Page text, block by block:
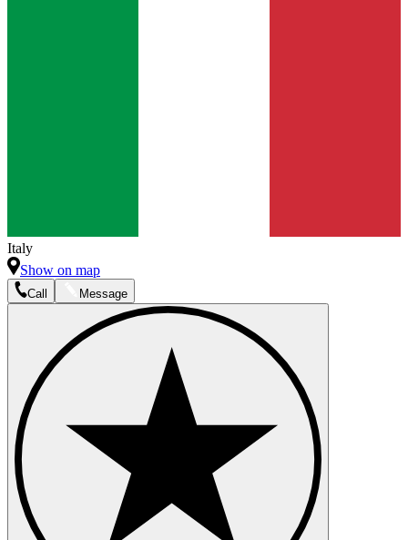
Italy
Show on map
Call Message